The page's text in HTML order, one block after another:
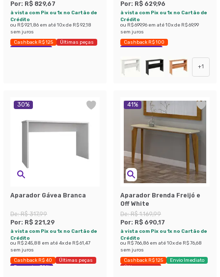
Por: R$ 829,67
à vista com Pix ou 1x no Cartão de
Crédito
ou R$ 921,86 em até10x de R$ 92,18
sem juros
Cashback R$ 125
Últimas peças
Economize 41%
Por: R$ 629,96
à vista com Pix ou 1x no Cartão de
Crédito
ou R$ 699,96 em até10x de R$ 69,99
sem juros
Cashback R$ 100
Economize 25%
+1
30%
Aparador Gávea Branca
De:R$ 317,99
Por: R$ 221,29
à vista com Pix ou 1x no Cartão de
Crédito
ou R$ 245,88 em até4x de R$ 61,47
sem juros
Cashback R$ 40
Últimas peças
Economize 30%
41%
Aparador Brenda Freijó e
Off White
De:R$ 1.169,99
Por: R$ 690,17
à vista com Pix ou 1x no Cartão de
Crédito
ou R$ 766,86 em até10x de R$ 76,68
sem juros
Cashback R$ 125
Envio Imediato
Últimas peças